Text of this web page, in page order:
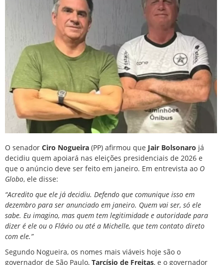
O senador Ciro Nogueira (PP) afirmou que Jair Bolsonaro já
decidiu quem apoiará nas eleições presidenciais de 2026 e
que o anúncio deve ser feito em janeiro. Em entrevista ao O
Globo, ele disse:
“Acredito que ele já decidiu. Defendo que comunique isso em
dezembro para ser anunciado em janeiro. Quem vai ser, só ele
sabe. Eu imagino, mas quem tem legitimidade e autoridade para
dizer é ele ou o Flávio ou até a Michelle, que tem contato direto
com ele.”
Segundo Nogueira, os nomes mais viáveis hoje são o
governador de São Paulo, Tarcísio de Freitas, e o governador